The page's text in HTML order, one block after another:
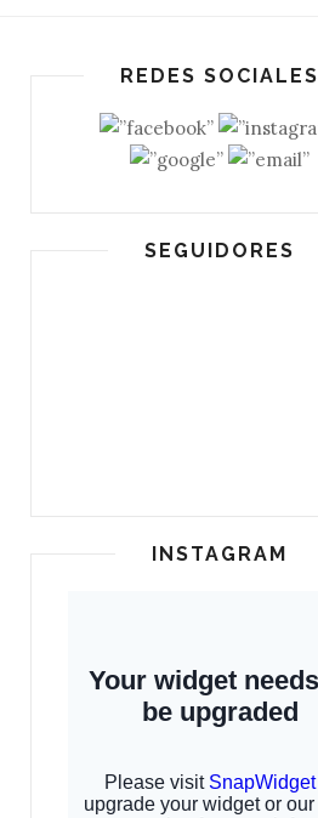
REDES SOCIALES
SEGUIDORES
INSTAGRAM